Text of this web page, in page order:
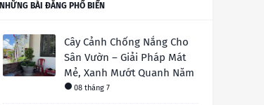
NHỮNG BÀI ĐĂNG PHỔ BIẾN
Cây Cảnh Chống Nắng Cho
Sân Vườn – Giải Pháp Mát
Mẻ, Xanh Mướt Quanh Năm
08 tháng 7